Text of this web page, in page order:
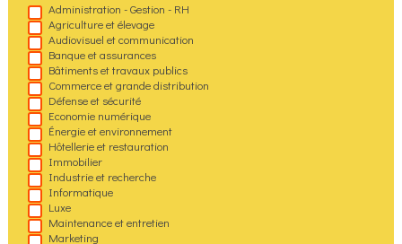
Administration - Gestion - RH
Agriculture et élevage
Audiovisuel et communication
Banque et assurances
Bâtiments et travaux publics
Commerce et grande distribution
Défense et sécurité
Economie numérique
Énergie et environnement
Hôtellerie et restauration
Immobilier
Industrie et recherche
Informatique
Luxe
Maintenance et entretien
Marketing